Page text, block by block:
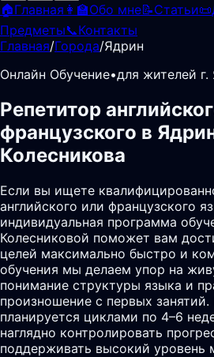
🏠Главная 👩‍🏫Обо мне📝Статьи📜
Предметы📞Контакты
Главная/Города/Ядрин
Онлайн Обучение•для жителей г.
Репетитор
французского в
Колесникова
Если вы ищете
английского или французского
индивидуальная программа
Колесниковой поможет вам
целей максимально быстро и
обучения мы делаем упор на
понимание структуры языка и
произношение с первых
планируется циклами по 4–6
наглядно контролировать
поддерживать высокий уровень